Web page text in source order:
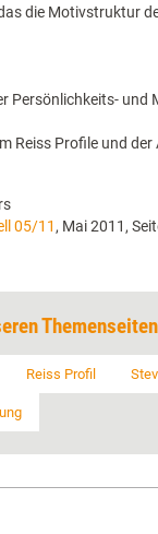
die Motivstruktur
Persönlichkeits- und
Reiss Profile und der
05/11 , Mai 2011,
Themenseiten
Reiss Profil